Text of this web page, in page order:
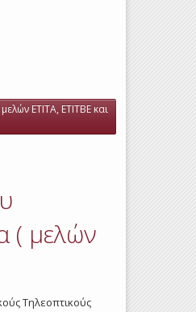
ΕΤΙΤΑ, ΕΤΙΤΒΕ και
( μελών
Τηλεοπτικούς